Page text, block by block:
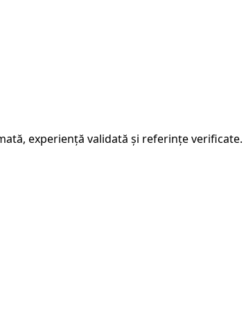
experiență validată și referințe verificate.